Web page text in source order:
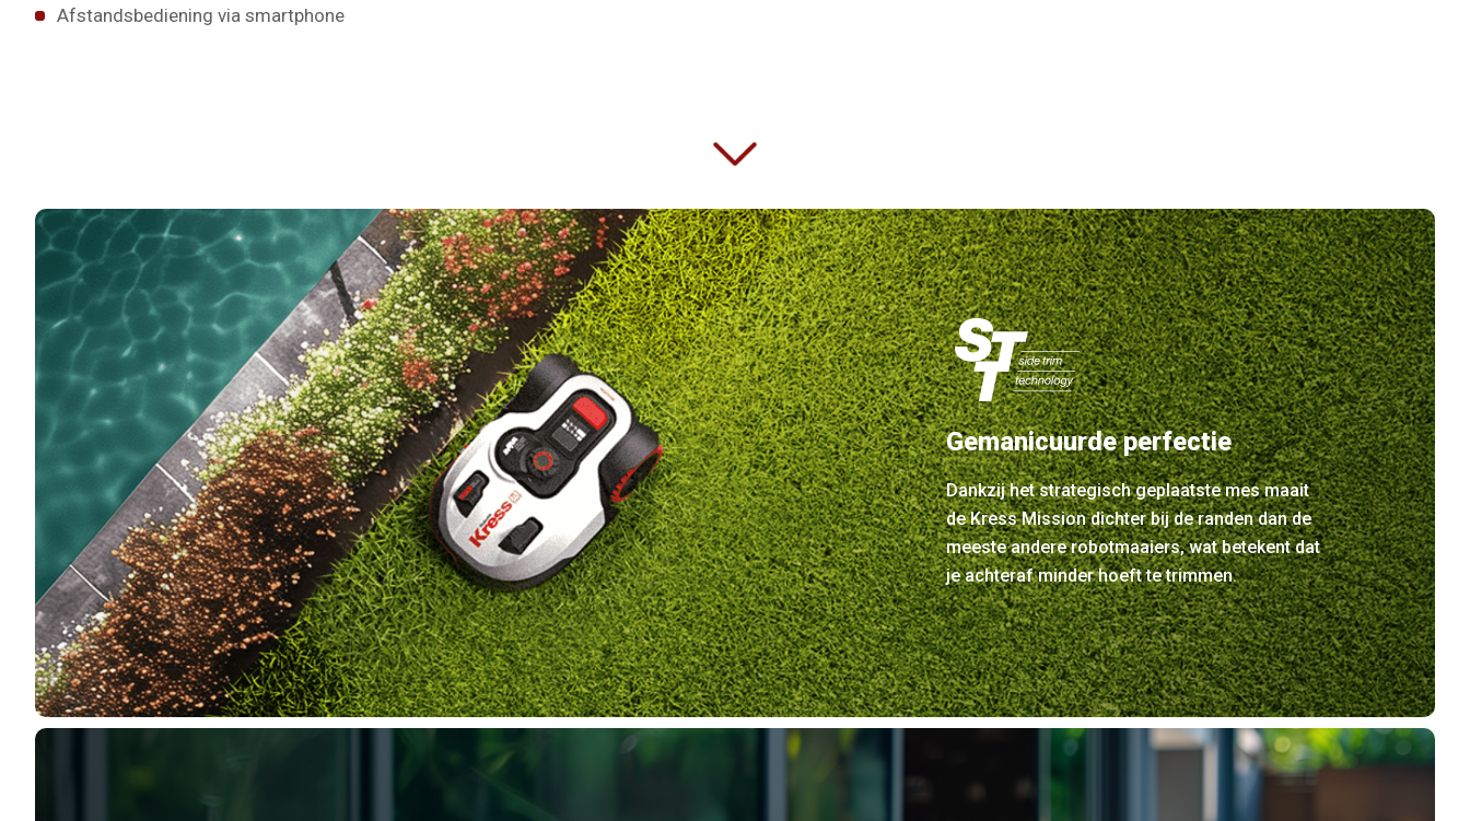
Afstandsbediening via smartphone
Gemanicuurde perfectie
Dankzij het strategisch geplaatste mes maait
de Kress Mission dichter bij de randen dan de
meeste andere robotmaaiers, wat betekent dat
je achteraf minder hoeft te trimmen.